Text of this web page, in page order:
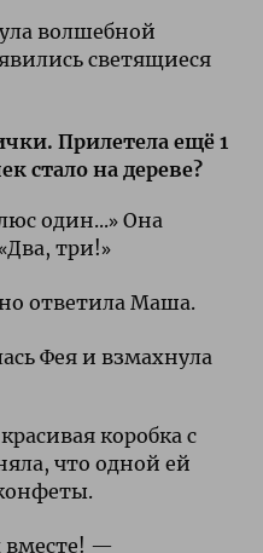
волшебной
светящиеся
Прилетела ещё 1
стало на дереве?
один...» Она
три!»
ответила Маша.
Фея и взмахнула
коробка с
что одной ей
вместе! —